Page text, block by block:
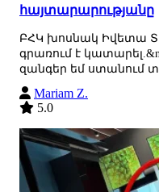
հայտարարությանը
ԲՀԿ խոսնակ Իվետա
գրառում է
զանգեր եմ ստանում
Mariam Z.
5.0